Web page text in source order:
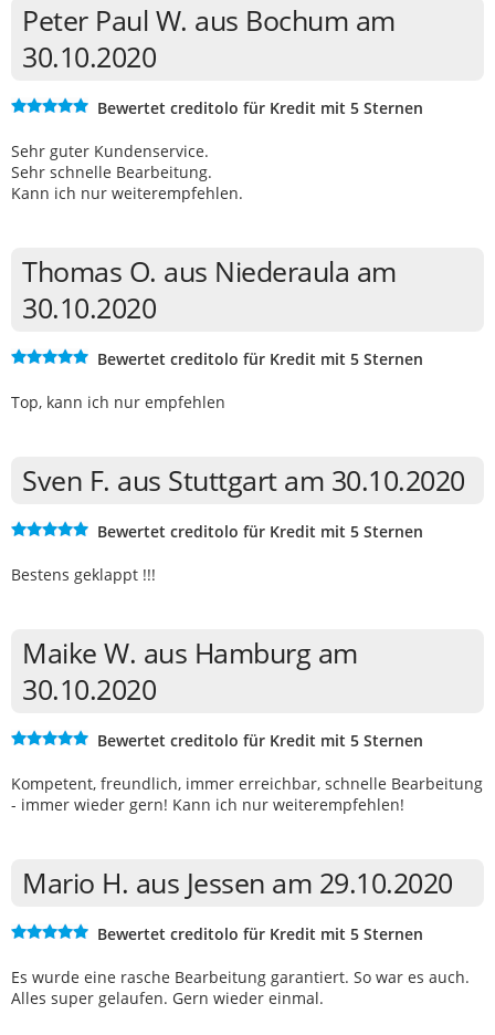
Peter Paul W. aus Bochum am
30.10.2020
Bewertet creditolo für Kredit mit 5 Sternen
Sehr guter Kundenservice.
Sehr schnelle Bearbeitung.
Kann ich nur weiterempfehlen.
Thomas O. aus Niederaula am
30.10.2020
Bewertet creditolo für Kredit mit 5 Sternen
Top, kann ich nur empfehlen
Sven F. aus Stuttgart am 30.10.2020
Bewertet creditolo für Kredit mit 5 Sternen
Bestens geklappt !!!
Maike W. aus Hamburg am
30.10.2020
Bewertet creditolo für Kredit mit 5 Sternen
Kompetent, freundlich, immer erreichbar, schnelle Bearbeitung
- immer wieder gern! Kann ich nur weiterempfehlen!
Mario H. aus Jessen am 29.10.2020
Bewertet creditolo für Kredit mit 5 Sternen
Es wurde eine rasche Bearbeitung garantiert. So war es auch.
Alles super gelaufen. Gern wieder einmal.